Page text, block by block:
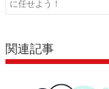
ビ
シ
に任せよう！
関連記事